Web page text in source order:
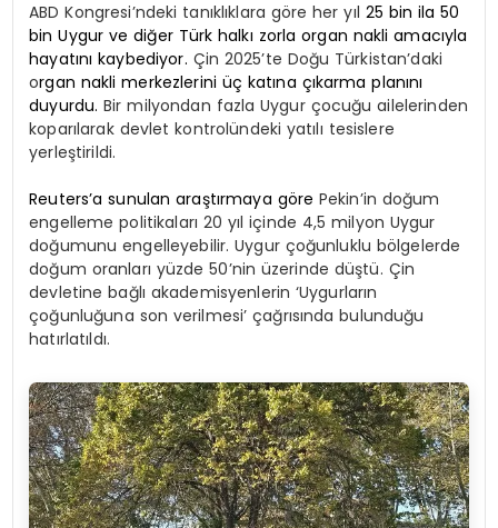
ABD Kongresi’ndeki tanıklıklara göre her yıl 25 bin ila 50
bin Uygur ve diğer Türk halkı zorla organ nakli amacıyla
hayatını kaybediyor. Çin 2025’te Doğu Türkistan’daki
organ nakli merkezlerini üç katına çıkarma planını
duyurdu. Bir milyondan fazla Uygur çocuğu ailelerinden
koparılarak devlet kontrolündeki yatılı tesislere
yerleştirildi.
Reuters’a sunulan araştırmaya göre Pekin’in doğum
engelleme politikaları 20 yıl içinde 4,5 milyon Uygur
doğumunu engelleyebilir. Uygur çoğunluklu bölgelerde
doğum oranları yüzde 50’nin üzerinde düştü. Çin
devletine bağlı akademisyenlerin ‘Uygurların
çoğunluğuna son verilmesi’ çağrısında bulunduğu
hatırlatıldı.